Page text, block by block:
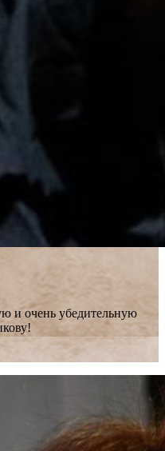
и очень убедительную